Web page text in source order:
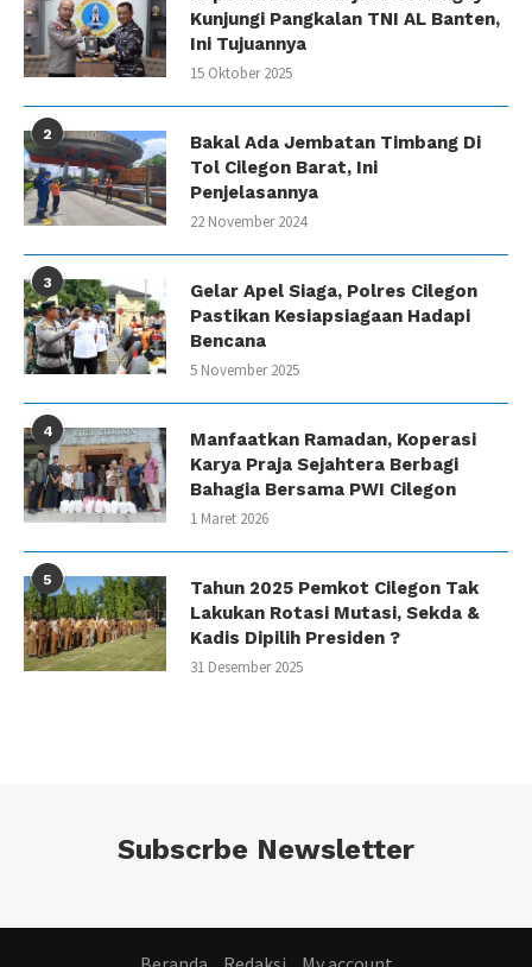
Kunjungi Pangkalan TNI AL Banten,
Ini Tujuannya
15 Oktober 2025
2
Bakal Ada Jembatan Timbang Di
Tol Cilegon Barat, Ini
Penjelasannya
22 November 2024
3
Gelar Apel Siaga, Polres Cilegon
Pastikan Kesiapsiagaan Hadapi
Bencana
5 November 2025
4
Manfaatkan Ramadan, Koperasi
Karya Praja Sejahtera Berbagi
Bahagia Bersama PWI Cilegon
1 Maret 2026
5
Tahun 2025 Pemkot Cilegon Tak
Lakukan Rotasi Mutasi, Sekda &
Kadis Dipilih Presiden ?
31 Desember 2025
Subscrbe Newsletter